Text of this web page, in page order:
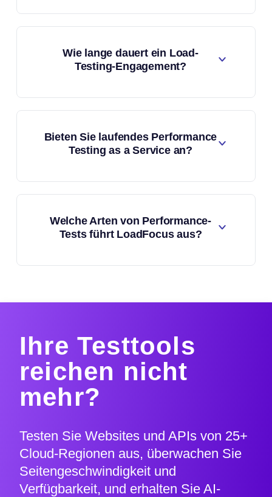
Wie lange dauert ein Load-
Testing-Engagement?
Bieten Sie laufendes Performance
Testing as a Service an?
Welche Arten von Performance-
Tests führt LoadFocus aus?
Ihre Testtools
reichen nicht
mehr?
Testen Sie Websites und APIs von 25+
Cloud-Regionen aus, überwachen Sie
Seitengeschwindigkeit und
Verfügbarkeit, und erhalten Sie AI-